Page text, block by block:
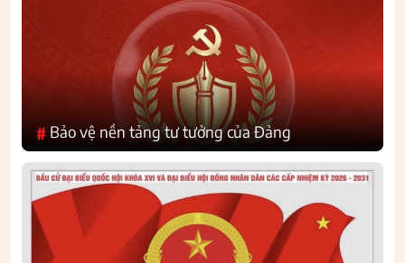
# Bảo vệ nền tảng tư tưởng của Đảng